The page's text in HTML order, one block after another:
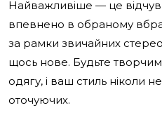
Найважливіше — це
впевнено в обраному
за рамки звичайних
щось нове. Будьте
одягу, і ваш стиль ніколи
оточуючих.